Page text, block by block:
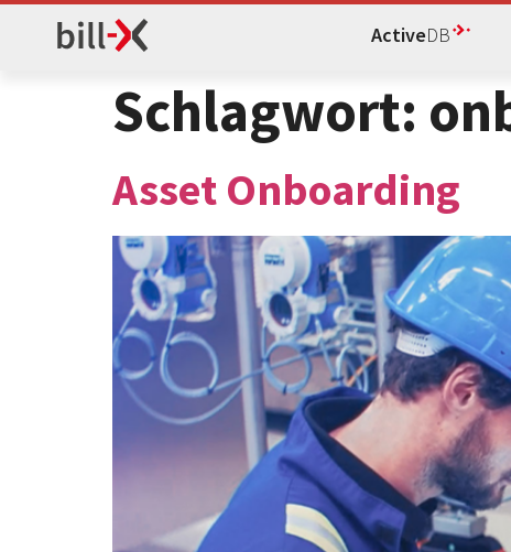
ActiveDB
Schlagwort:
Asset Onboarding